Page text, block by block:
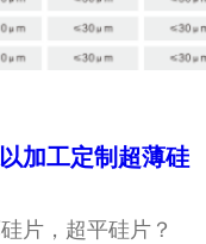
加工定制超薄硅
片，超平硅片？